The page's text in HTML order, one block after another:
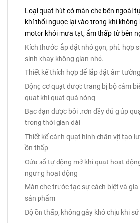
Loại quạt hút có màn che bên ngoài
khí thổi ngược lại vào trong khi không
motor khỏi mưa tạt, ẩm thấp từ bên
Kích thước lắp đặt nhỏ gọn, phù hợp
sinh khay không gian nhỏ.
Thiết kế thích hợp để lắp đặt âm tường
Động cơ quạt được trang bị bộ cảm
quạt khi quạt quá nóng
Bạc đạn được bôi trơn đầy đủ giúp
trong thời gian dài
Thiết kế cánh quạt hình chân vịt tạo
ồn thấp
Cửa sổ tự động mở khi quạt hoạt
ngưng hoạt động
Màn che trước tạo sự cách biệt và
sản phẩm
Độ ồn thấp, không gây khó chịu khi